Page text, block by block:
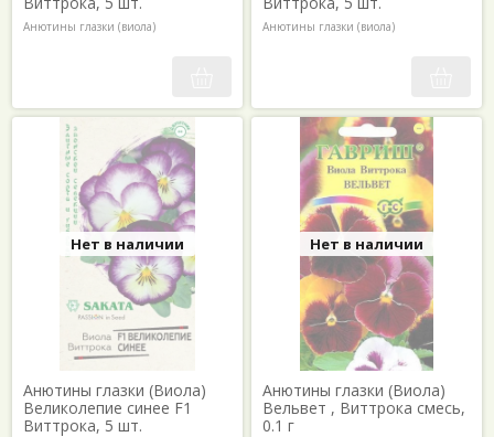
Анютины глазки (виола) Анютины глазки (виола)
Нет в наличии
Анютины глазки (Виола)
Великолепие синее F1
Виттрока, 5 шт.
Нет в наличии
Анютины глазки (Виола)
Вельвет , Виттрока смесь,
0.1 г